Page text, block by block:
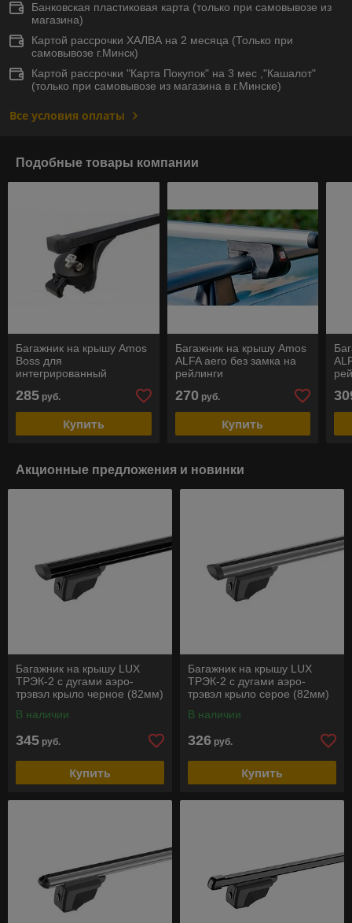
Банковская пластиковая карта (только при самовывозе из
магазина)
Картой рассрочки ХАЛВА на 2 месяца (Только при
самовывозе г.Минск)
Картой рассрочки "Карта Покупок" на 3 мес ,"Кашалот"
(только при самовывозе из магазина в г.Минске)
Все условия оплаты
Подобные товары компании
Багажник на крышу Amos
Boss для
интегрированный
285 руб.
Купить
Багажник на крышу Amos
ALFA aero без замка на
рейлинги
270 руб.
Купить
Акционные предложения и новинки
Багажник на крышу LUX
ТРЭК-2 с дугами аэро-
трэвэл крыло черное (82мм)
интергированными
В наличии
345 руб.
Купить
Багажник на крышу LUX
ТРЭК-2 с дугами аэро-
трэвэл крыло серое (82мм)
интергированными
В наличии
326 руб.
Купить